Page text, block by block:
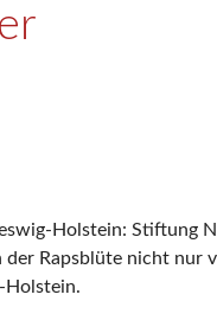
Holstein:
der Rapsblüte nicht
Holstein.